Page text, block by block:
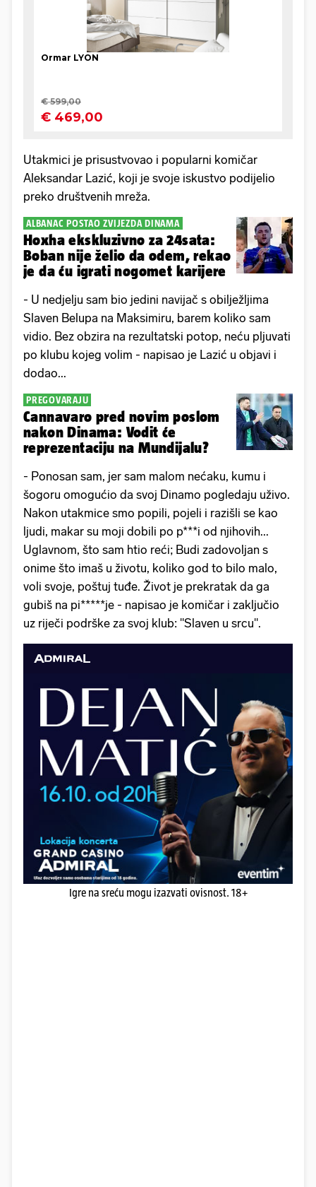
Utakmici je prisustvovao i popularni komičar
Aleksandar Lazić, koji je svoje iskustvo podijelio
preko društvenih mreža.
ALBANAC POSTAO ZVIJEZDA DINAMA
Hoxha ekskluzivno za 24sata:
Boban nije želio da odem, rekao
je da ću igrati nogomet karijere
- U nedjelju sam bio jedini navijač s obilježljima
Slaven Belupa na Maksimiru, barem koliko sam
vidio. Bez obzira na rezultatski potop, neću pljuvati
po klubu kojeg volim - napisao je Lazić u objavi i
dodao...
PREGOVARAJU
Cannavaro pred novim poslom
nakon Dinama: Vodit će
reprezentaciju na Mundijalu?
- Ponosan sam, jer sam malom nećaku, kumu i
šogoru omogućio da svoj Dinamo pogledaju uživo.
Nakon utakmice smo popili, pojeli i razišli se kao
ljudi, makar su moji dobili po p***i od njihovih...
Uglavnom, što sam htio reći; Budi zadovoljan s
onime što imaš u životu, koliko god to bilo malo,
voli svoje, poštuj tuđe. Život je prekratak da ga
gubiš na pi*****je - napisao je komičar i zaključio
uz riječi podrške za svoj klub: "Slaven u srcu".
Igre na sreću mogu izazvati ovisnost. 18+